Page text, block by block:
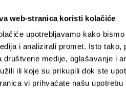
web-stranica koristi kolačiće
upotrebljavamo kako
i analizirali promet. Isto
društvene medije, oglašavanje i
ili koje su prikupili dok ste
vi prihvaćate našu upotrebu